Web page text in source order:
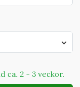
ca. 2 - 3 veckor.